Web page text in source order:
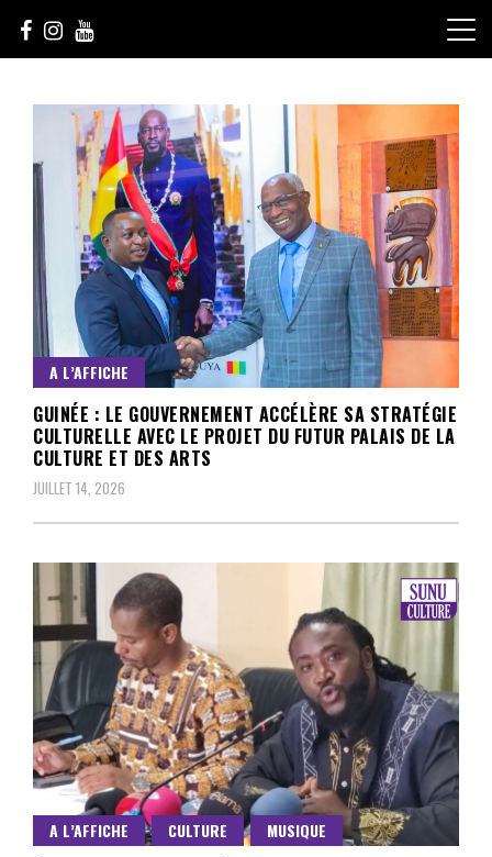
content
sunuculture
A L’AFFICHE
GUINÉE : LE GOUVERNEMENT ACCÉLÈRE SA STRATÉGIE
CULTURELLE AVEC LE PROJET DU FUTUR PALAIS DE LA
CULTURE ET DES ARTS
JUILLET 14, 2026
A L’AFFICHE CULTURE MUSIQUE